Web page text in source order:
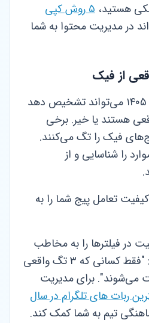
هستید،
۵ روش کپی
در مدیریت محتوا به شما
از فیک
هوش مصنوعی در سال ۱۴۰۵ می‌تواند تشخیص دهد
هستند یا خیر. برخی
فیک را تگ می‌کنند.
را شناسایی و از
تعامل پیج شما را به
در فیلترها را به مخاطب
اعلام کنید. مثلاً بگویید: "فقط کسانی که ۳ تگ واقعی
می‌شوند". برای مدیریت
ربات های تلگرام در سال
تیم به شما کمک کند.